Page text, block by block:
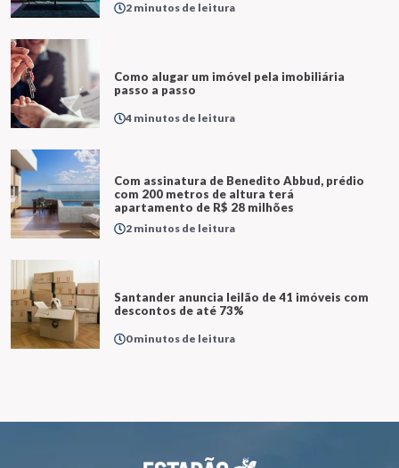
2 minutos de leitura
Como alugar um imóvel pela imobiliária
passo a passo
4 minutos de leitura
Com assinatura de Benedito Abbud, prédio
com 200 metros de altura terá
apartamento de R$ 28 milhões
2 minutos de leitura
Santander anuncia leilão de 41 imóveis com
descontos de até 73%
0 minutos de leitura